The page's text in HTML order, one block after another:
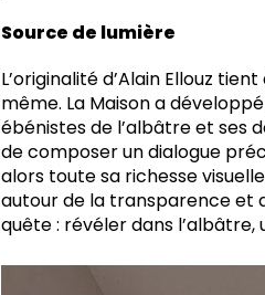
Source de lumière
L’originalité d’Alain Ellouz
même. La Maison a
ébénistes de l’albâtre et ses
de composer un dialogue
alors toute sa richesse
autour de la transparence et
quête : révéler dans